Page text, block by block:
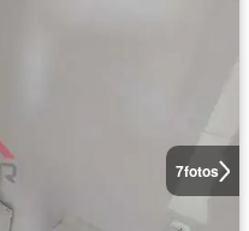
7fotos